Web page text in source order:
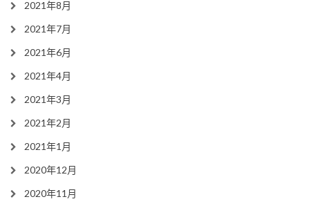
2021年8月
2021年7月
2021年6月
2021年4月
2021年3月
2021年2月
2021年1月
2020年12月
2020年11月